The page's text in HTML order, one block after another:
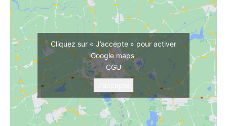
Cliquez sur « J’accepte » pour activer
Google maps
CGU